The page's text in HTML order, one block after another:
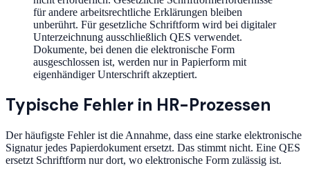
für andere arbeitsrechtliche Erklärungen bleiben
unberührt. Für gesetzliche Schriftform wird bei digitaler
Unterzeichnung ausschließlich QES verwendet.
Dokumente, bei denen die elektronische Form
ausgeschlossen ist, werden nur in Papierform mit
eigenhändiger Unterschrift akzeptiert.
Typische Fehler in HR-Prozessen
Der häufigste Fehler ist die Annahme, dass eine starke elektronische
Signatur jedes Papierdokument ersetzt. Das stimmt nicht. Eine QES
ersetzt Schriftform nur dort, wo elektronische Form zulässig ist.